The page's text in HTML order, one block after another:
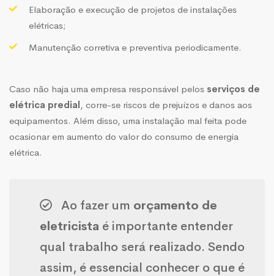
Elaboração e execução de projetos de instalações
elétricas;
Manutenção corretiva e preventiva periodicamente.
Caso não haja uma empresa responsável pelos serviços de
elétrica predial, corre-se riscos de prejuízos e danos aos
equipamentos. Além disso, uma instalação mal feita pode
ocasionar em aumento do valor do consumo de energia
elétrica.
Ao fazer um orçamento de
eletricista é importante entender
qual trabalho será realizado. Sendo
assim, é essencial conhecer o que é